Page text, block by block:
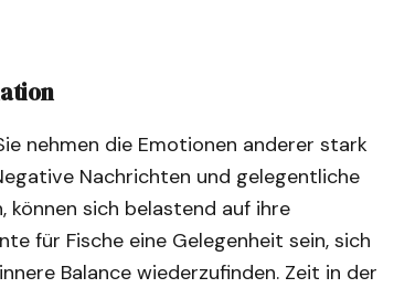
nehmen die Emotionen anderer stark
Nachrichten und gelegentliche
können sich belastend auf ihre
für Fische eine Gelegenheit sein, sich
Balance wiederzufinden. Zeit in der